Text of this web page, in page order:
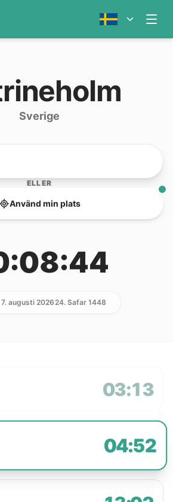
Sverige
ELLER
Använd min plats
augusti 202624. Safar 1448
03:13
04:52